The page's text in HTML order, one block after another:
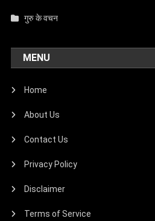
गुरु के वचन
MENU
Home
About Us
Contact Us
Privacy Policy
Disclaimer
Terms of Service